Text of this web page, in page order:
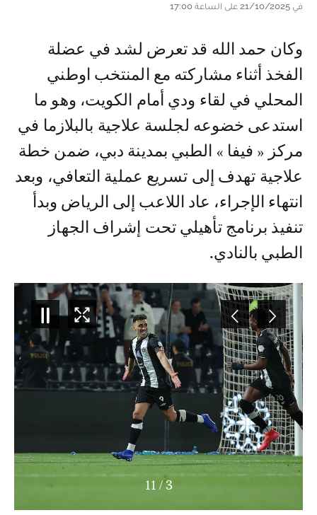
في 21/10/2025 على الساعة 17:00
وكان حمد الله قد تعرض لشد في عضلة
الفخذ أثناء مشاركته مع المنتخب اوطني
المحلي في لقاء ودي أمام الكويت، وهو ما
استدعى خضوعه لجلسة علاجية بالبلازما في
مركز « فيفا » الطبي بمدينة دبي، ضمن خطة
علاجية تهدف إلى تسريع عملية التعافي، وبعد
انتهاء الإجراء، عاد اللاعب إلى الرياض وبدأ
تنفيذ برنامج تأهيلي تحت إشراف الجهاز
الطبي بالنادي.
3
/
11